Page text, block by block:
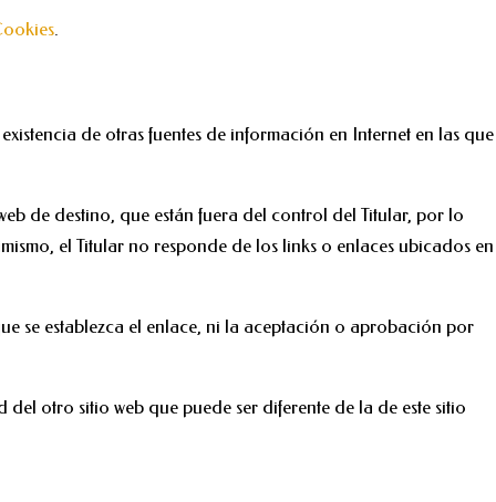
.
de otras fuentes de información en Internet en las que
de destino, que están fuera del control del Titular, por lo
el Titular no responde de los links o enlaces ubicados en
se establezca el enlace, ni la aceptación o aprobación por
otro sitio web que puede ser diferente de la de este sitio